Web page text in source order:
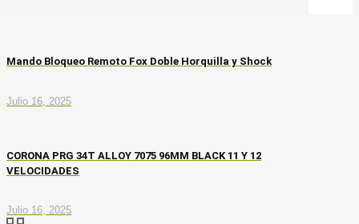
Mando Bloqueo Remoto Fox Doble Horquilla y Shock
Julio 16, 2025
CORONA PRG 34T ALLOY 7075 96MM BLACK 11 Y 12
VELOCIDADES
Julio 16, 2025